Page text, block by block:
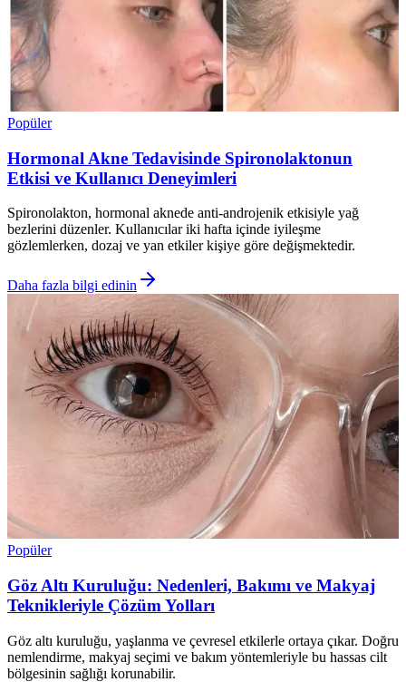
Popüler
Hormonal Akne Tedavisinde Spironolaktonun
Etkisi ve Kullanıcı Deneyimleri
Spironolakton, hormonal aknede anti-androjenik etkisiyle yağ
bezlerini düzenler. Kullanıcılar iki hafta içinde iyileşme
gözlemlerken, dozaj ve yan etkiler kişiye göre değişmektedir.
Daha fazla bilgi edinin
Popüler
Göz Altı Kuruluğu: Nedenleri, Bakımı ve Makyaj
Teknikleriyle Çözüm Yolları
Göz altı kuruluğu, yaşlanma ve çevresel etkilerle ortaya çıkar. Doğru
nemlendirme, makyaj seçimi ve bakım yöntemleriyle bu hassas cilt
bölgesinin sağlığı korunabilir.